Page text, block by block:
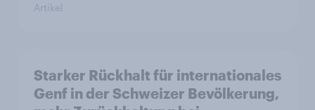
Artikel
Starker Rückhalt für internationales
Genf in der Schweizer Bevölkerung,